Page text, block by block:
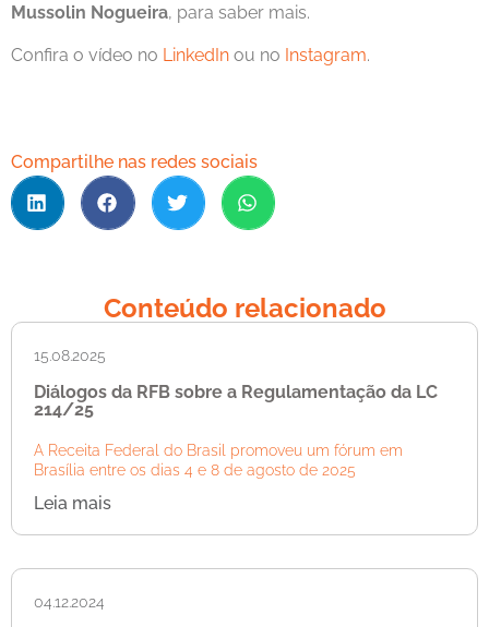
Mussolin Nogueira, para saber mais.
Confira o vídeo no LinkedIn ou no Instagram.
Compartilhe nas redes sociais
Conteúdo relacionado
15.08.2025
Diálogos da RFB sobre a Regulamentação da LC
214/25
A Receita Federal do Brasil promoveu um fórum em
Brasília entre os dias 4 e 8 de agosto de 2025
Leia mais
04.12.2024